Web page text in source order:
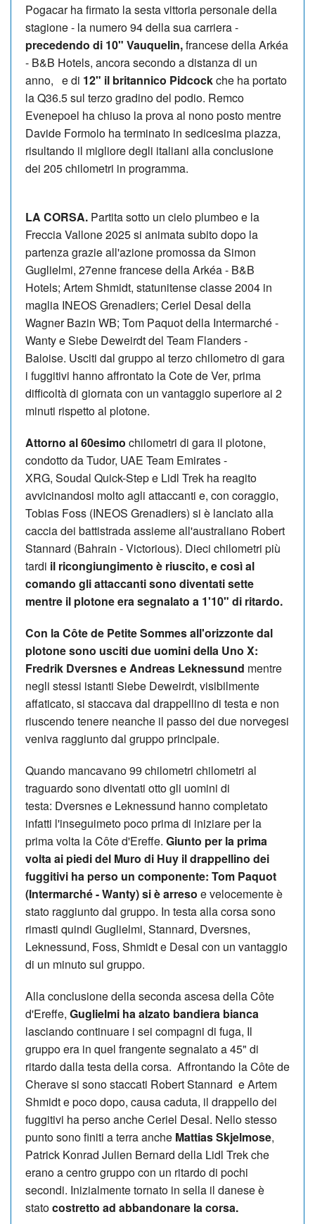
Pogacar ha firmato la sesta vittoria personale della
stagione - la numero 94 della sua carriera -
precedendo di 10" Vauquelin,francese della Arkéa
- B&B Hotels, ancora secondo a distanza di un
anno, e di 12" il britannico Pidcockche ha portato
la Q36.5 sul terzo gradino del podio. Remco
Evenepoel ha chiuso la prova al nono posto mentre
Davide Formolo ha terminato in sedicesima piazza,
risultando il migliore degli italiani alla conclusione
dei 205 chilometri in programma.
LA CORSA. Partita sotto un cielo plumbeo e la
Freccia Vallone 2025 si animata subito dopo la
partenza grazie all'azione promossa da Simon
Guglielmi, 27enne francese della Arkéa - B&B
Hotels; Artem Shmidt, statunitense classe 2004 in
maglia INEOS Grenadiers; Ceriel Desal della
Wagner Bazin WB; Tom Paquot della Intermarché -
Wanty e Siebe Deweirdt del Team Flanders -
Baloise. Usciti dal gruppo al terzo chilometro di gara
i fuggitivi hanno affrontato la Cote de Ver, prima
difficoltà di giornata con un vantaggio superiore ai 2
minuti rispetto al plotone.
Attorno al 60esimo chilometri di gara il plotone,
condotto da Tudor, UAE Team Emirates -
XRG, Soudal Quick-Step e Lidl Trek ha reagito
avvicinandosi molto agli attaccanti e, con coraggio,
Tobias Foss (INEOS Grenadiers) si è lanciato alla
caccia dei battistrada assieme all'australiano Robert
Stannard (Bahrain - Victorious). Dieci chilometri più
tardi il ricongiungimento è riuscito, e così al
comando gli attaccanti sono diventati sette
mentre il plotone era segnalato a 1'10" di ritardo.
Con laCôte de Petite Sommes all'orizzonte dal
plotone sono usciti due uomini della Uno X:
Fredrik Dversnes e Andreas Leknessund mentre
negli stessi istanti Siebe Deweirdt, visibilmente
affaticato, si staccava dal drappellino di testa e non
riuscendo tenere neanche il passo dei due norvegesi
veniva raggiunto dal gruppo principale.
Quando mancavano 99 chilometri chilometri al
traguardo sono diventati otto gli uomini di
testa: Dversnes e Leknessund hanno completato
infatti l'inseguimeto poco prima di iniziare per la
prima volta la Côte d'Ereffe. Giunto per la prima
volta ai piedi del Muro di Huy il drappellino dei
fuggitivi ha perso un componente: Tom Paquot
(Intermarché - Wanty) si è arreso e velocemente è
stato raggiunto dal gruppo. In testa alla corsa sono
rimasti quindi Guglielmi, Stannard, Dversnes,
Leknessund, Foss, Shmidt e Desal con un vantaggio
di un minuto sul gruppo.
Alla conclusione della seconda ascesa della Côte
d'Ereffe, Guglielmi ha alzato bandiera bianca
lasciando continuare i sei compagni di fuga, Il
gruppo era in quel frangente segnalato a 45" di
ritardo dalla testa della corsa. Affrontando la Côte de
Cherave si sono staccati Robert Stannard e Artem
Shmidt e poco dopo, causa caduta, il drappello dei
fuggitivi ha perso anche Ceriel Desal. Nello stesso
punto sono finiti a terra anche Mattias Skjelmose,
Patrick Konrad Julien Bernard della Lidl Trek che
erano a centro gruppo con un ritardo di pochi
secondi. Inizialmente tornato in sella il danese è
statocostretto ad abbandonare la corsa.